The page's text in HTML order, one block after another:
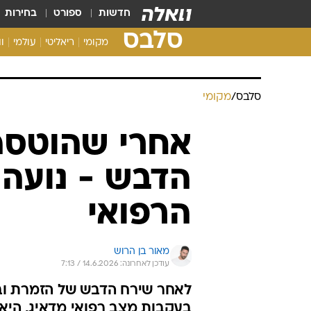
חדשות ספורט בחירות
סלבס מקומי ריאליטי עולמי
סלבס/מקומי
אחרי
הדבש -
הרפואי
מאור בן הרוש
עודכן לאחרונה: 14.6.2026 / 7:13
לאחר שירח הדבש של הזמרת